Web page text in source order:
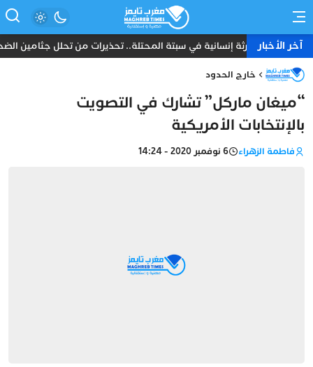
آخر الأخباركارثة إنسانية في سبتة المحتلة.. تحذيرات من تحلل جثامين
خارج الحدود
“ميغان ماركل” تشارك في التصويت
بالإنتخابات الأمريكية
فاطمة الزهراء 6 نوفمبر 2020 - 14:24